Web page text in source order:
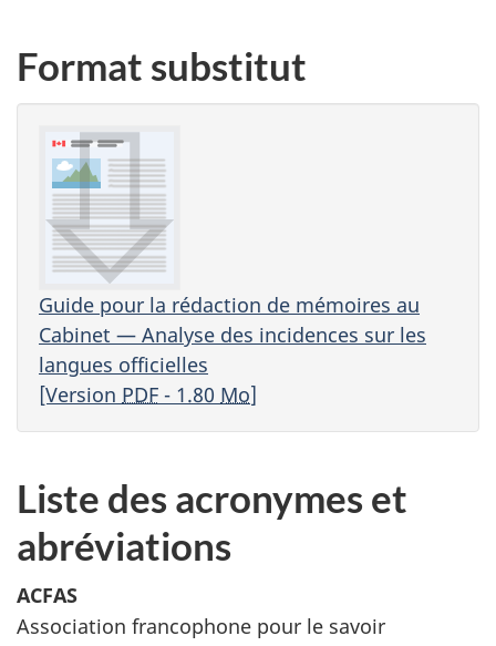
Format substitut
Guide pour la rédaction de mémoires au
Cabinet — Analyse des incidences sur les
langues officielles
[Version PDF - 1.80 Mo]
Liste des acronymes et
abréviations
ACFAS
Association francophone pour le savoir